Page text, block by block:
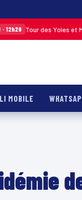
des Yoles et Mercury
MOBILE